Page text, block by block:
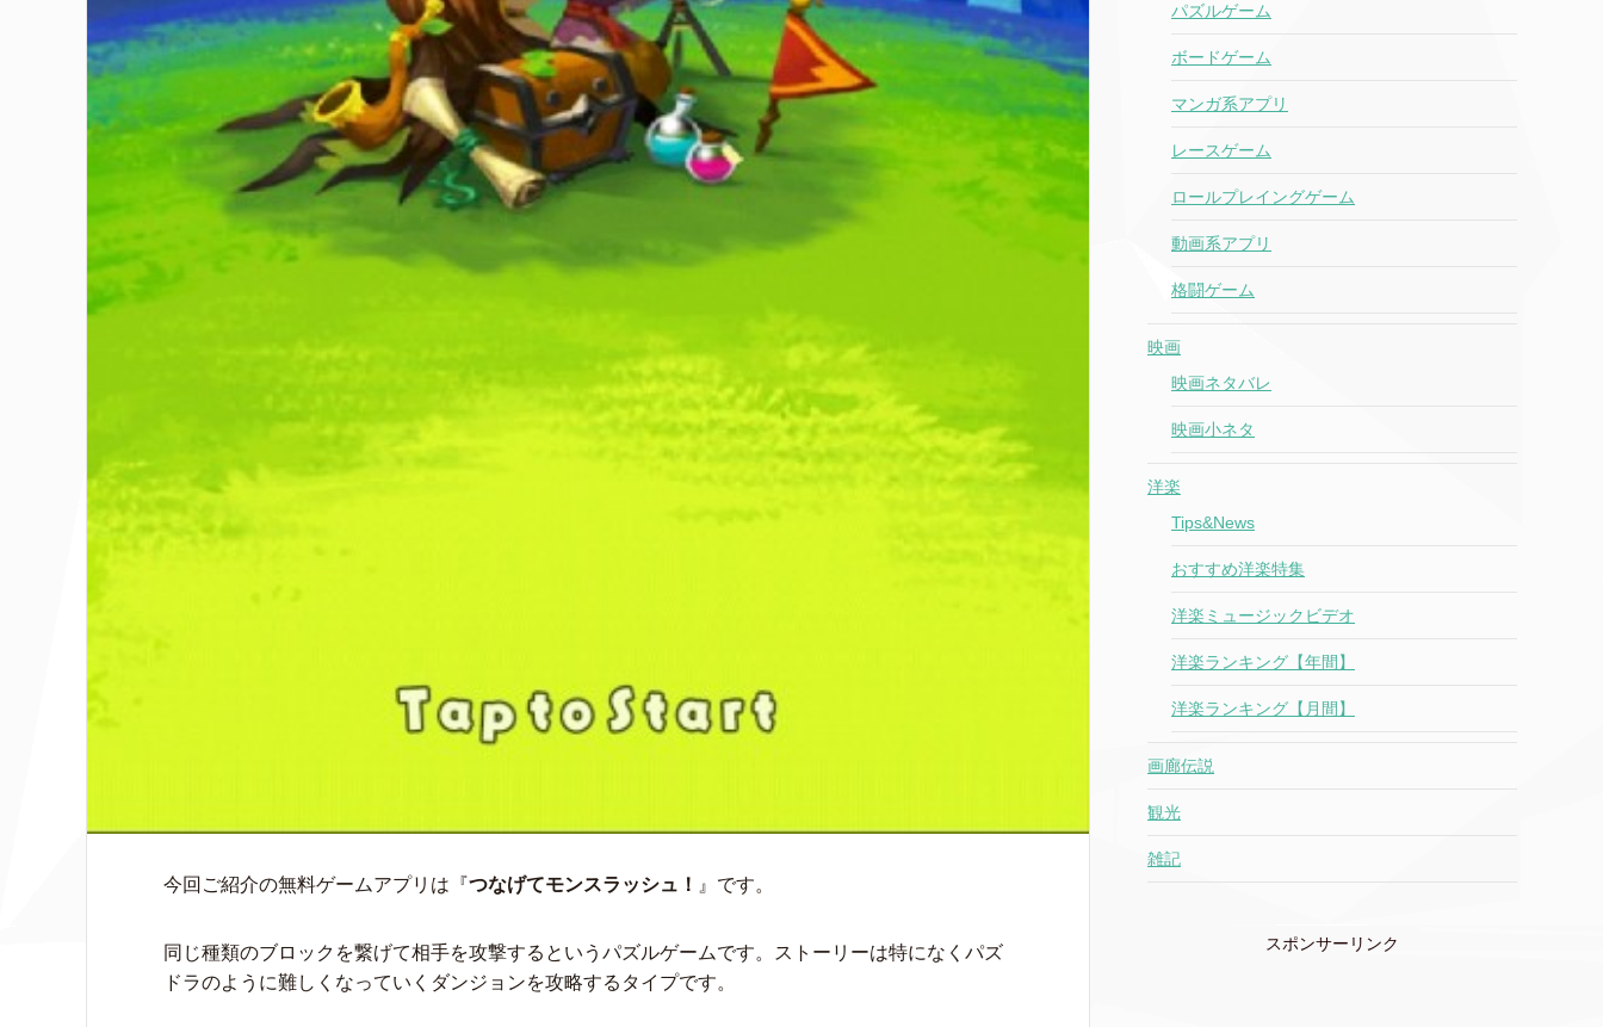
今回ご紹介の無料ゲームアプリは『つなげてモンスラッシュ！ 』です。
同じ種類のブロックを繋げて相手を攻撃するというパズルゲームです。ストーリーは特になくパズ
ドラのように難しくなっていくダンジョンを攻略するタイプです。
パズルゲーム
ボードゲーム
マンガ系アプリ
レースゲーム
ロールプレイングゲーム
動画系アプリ
格闘ゲーム
映画
映画ネタバレ
映画小ネタ
洋楽
Tips&News
おすすめ洋楽特集
洋楽ミュージックビデオ
洋楽ランキング【年間】
洋楽ランキング【月間】
画廊伝説
観光
雑記
スポンサーリンク